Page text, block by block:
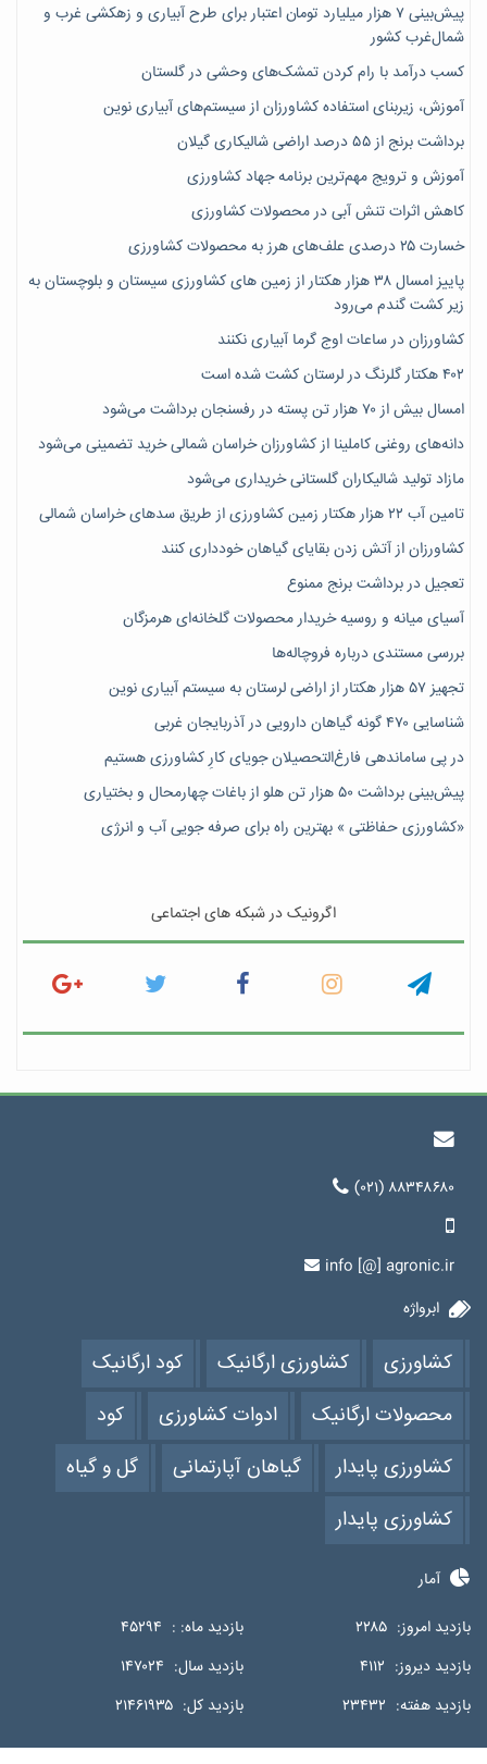
پیش‌بینی ۷‌ هزار میلیارد تومان اعتبار برای طرح آبیاری و زهکشی غرب و
شمال‌غرب کشور
کسب درآمد با رام کردن تمشک‌های وحشی در گلستان
آموزش، زیربنای استفاده کشاورزان از سیستم‌های آبیاری نوین
برداشت برنج از ۵۵ درصد اراضی شالیکاری گیلان
آموزش و ترویج مهم‌ترین برنامه جهاد کشاورزی
کاهش اثرات تنش آبی در محصولات کشاورزی
خسارت ۲۵ درصدی علف‌های هرز به محصولات کشاورزی
پاییز امسال ۳۸ هزار هکتار از زمین های کشاورزی سیستان و بلوچستان به
زیر کشت گندم می‌رود
کشاورزان در ساعات اوج گرما آبیاری نکنند
۴۰۲ هکتار گلرنگ در لرستان کشت شده است
امسال بیش از ۷۰ هزار تن پسته در رفسنجان برداشت می‌شود
دانه‌های روغنی کاملینا از کشاورزان خراسان شمالی خرید تضمینی می‌شود
مازاد تولید شالیکاران گلستانی خریداری می‌شود
تامین آب ۲۲ هزار هکتار زمین کشاورزی از طریق سدهای خراسان شمالی
کشاورزان از آتش زدن بقایای گیاهان خودداری کنند
تعجیل در برداشت برنج ممنوع
آسیای میانه و روسیه خریدار محصولات گلخانه‌ای هرمزگان
بررسی مستندی درباره فروچاله‌ها
تجهیز ۵۷ هزار هکتار از اراضی لرستان به سیستم آبیاری نوین
شناسایی ۴۷٠ گونه گیاهان دارویی در آذربایجان غربی
در پی ساماندهی فارغ‌التحصیلان جویای کارِ کشاورزی هستیم
پیش‎‌بینی برداشت ۵۰ هزار تن هلو از باغات چهارمحال و بختیاری
«کشاورزی حفاظتی » بهترین راه برای صرفه جویی آب و انرژی
اگرونیک در شبکه های اجتماعی
(۰۲۱) ۸۸۳۴۸۶۸۰
info [@] agronic.ir
ابرواژه
کشاورزی کشاورزی ارگانیک
کود ارگانیک
محصولات ارگانیک
ادوات کشاورزی
کود
کشاورزی پایدار
گیاهان آپارتمانی
گل و گیاه
کشاورزی پایدار
آمار
بازدید امروز: ۲۲۸۵ بازدید ماه: : ۴۵۲۹۴
بازدید دیروز: ۴۱۱۲ بازدید سال: ۱۴۷۰۲۴
بازدید هفته: ۲۳۴۳۲ بازدید کل: ۲۱۴۶۱۹۳۵